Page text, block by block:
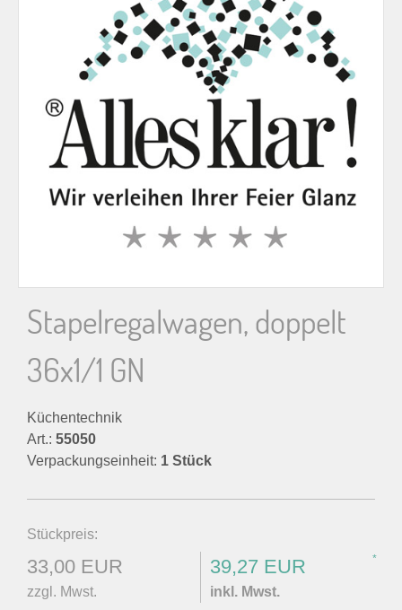
a
h
Stapelregalwagen, doppelt
36x1/1 GN
Küchentechnik
Art.: 55050
Verpackungseinheit: 1 Stück
Stückpreis:
33,00 EUR
zzgl. Mwst.
39,27 EUR *
inkl. Mwst.